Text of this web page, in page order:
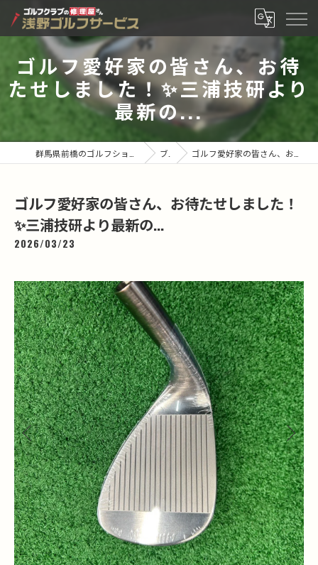
ゴルフ愛好家の皆さん、お待
たせしました！✨三浦技研より
最新の...
ブログ ゴルフ愛好家の皆さん、お待たせしました！✨三浦技研より最新の...
ゴルフ愛好家の皆さん、お待たせしました！
✨三浦技研より最新の...
2026/03/23